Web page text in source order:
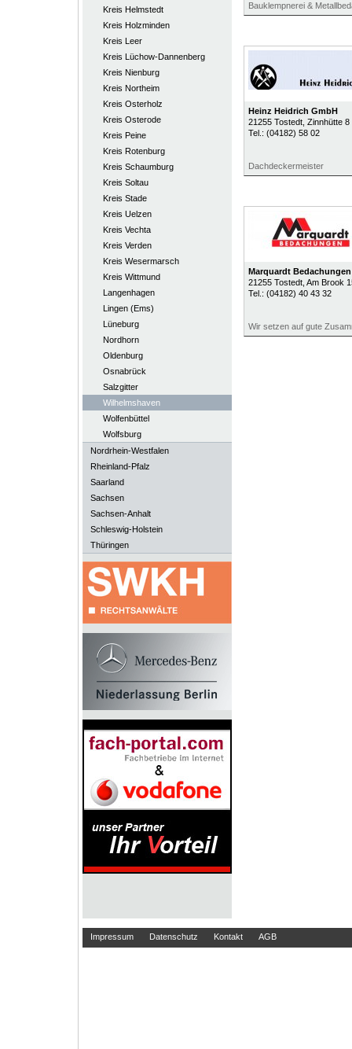
Kreis Helmstedt
Kreis Holzminden
Kreis Leer
Kreis Lüchow-Dannenberg
Kreis Nienburg
Kreis Northeim
Kreis Osterholz
Kreis Osterode
Kreis Peine
Kreis Rotenburg
Kreis Schaumburg
Kreis Soltau
Kreis Stade
Kreis Uelzen
Kreis Vechta
Kreis Verden
Kreis Wesermarsch
Kreis Wittmund
Langenhagen
Lingen (Ems)
Lüneburg
Nordhorn
Oldenburg
Osnabrück
Salzgitter
Wilhelmshaven
Wolfenbüttel
Wolfsburg
Nordrhein-Westfalen
Rheinland-Pfalz
Saarland
Sachsen
Sachsen-Anhalt
Schleswig-Holstein
Thüringen
Bauklempnerei &
Heinz Heidrich GmbH
21255 Tostedt, Zinnhütte 8
Tel.: (04182) 58 02
Dachdeckermeister
Marquardt
21255 Tostedt, Am Brook
Tel.: (04182) 40 43 32
Wir setzen auf gute
Impressum Datenschutz Kontakt AGB